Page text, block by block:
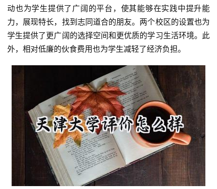
动也为学生提供了广阔的平台，使其能够在实践中提升能
力，展现特长，找到志同道合的朋友。两个校区的设置也为
学生提供了更广阔的选择空间和更优质的学习生活环境。此
外，相对低廉的伙食费用也为学生减轻了经济负担。